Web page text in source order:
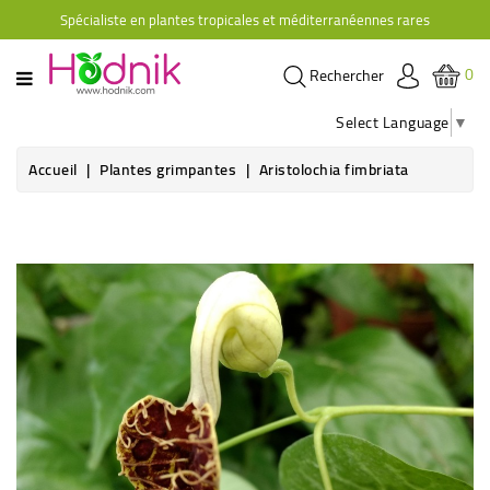
Spécialiste en plantes tropicales et méditerranéennes rares
CATÉGORIE
PLANTES
GRIMPANTES
HIBISCUS
BRUGMANSIAS
PLANTES
RUSTIQUES
PLANTES
RETOMBANTES
0
Rechercher
Select Language ▼
Accueil
Plantes grimpantes
Aristolochia fimbriata